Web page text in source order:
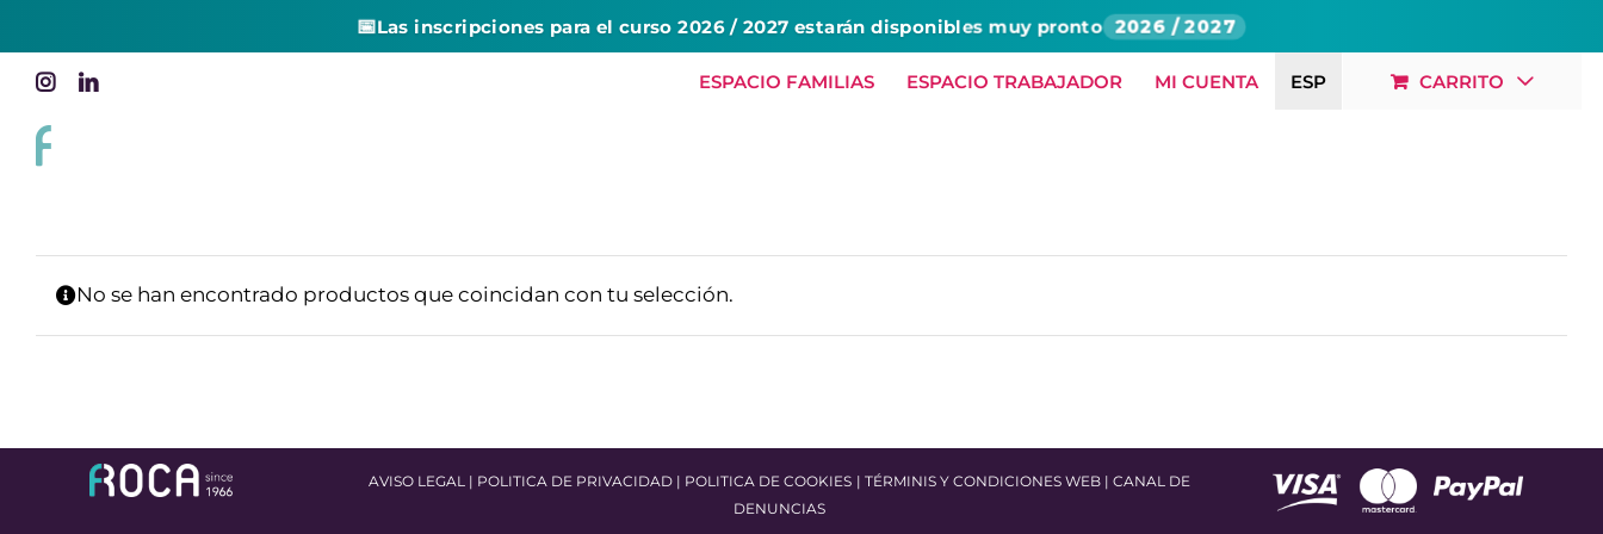
📅Las inscripciones para el curso 2026 / 2027 estarán disponibles muy pronto 2026 / 2027
content
InstagramLinkedIn ESPACIO FAMILIAS ESPACIO TRABAJADOR MI CUENTA ESP CARRITO
No se han encontrado productos que coincidan con tu selección.
AVISO LEGAL| POLITICA DE PRIVACIDAD| POLITICA DE COOKIES | TÉRMINIS Y CONDICIONES WEB| CANAL DE
DENUNCIAS